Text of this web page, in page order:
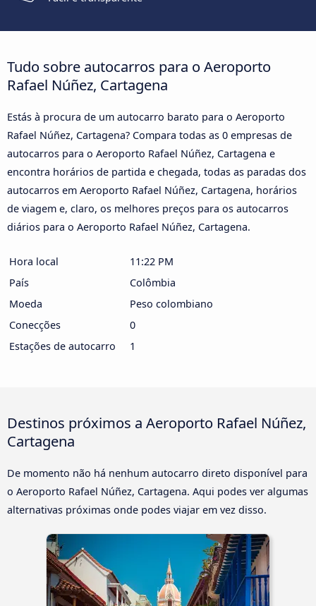
Tudo sobre autocarros para o Aeroporto
Rafael Núñez, Cartagena
Estás à procura de um autocarro barato para o Aeroporto
Rafael Núñez, Cartagena? Compara todas as 0 empresas de
autocarros para o Aeroporto Rafael Núñez, Cartagena e
encontra horários de partida e chegada, todas as paradas dos
autocarros em Aeroporto Rafael Núñez, Cartagena, horários
de viagem e, claro, os melhores preços para os autocarros
diários para o Aeroporto Rafael Núñez, Cartagena.
Hora local
11:22 PM
País
Colômbia
Moeda
Peso colombiano
Conecções
0
Estações de autocarro
1
Destinos próximos a Aeroporto Rafael Núñez,
Cartagena
De momento não há nenhum autocarro direto disponível para
o Aeroporto Rafael Núñez, Cartagena. Aqui podes ver algumas
alternativas próximas onde podes viajar em vez disso.